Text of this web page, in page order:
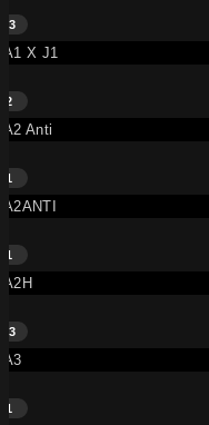
13
A1 X J1
2
A2 Anti
1
A2ANTI
1
A2H
13
A3
1